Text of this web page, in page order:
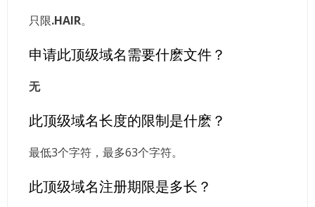
只限.HAIR。
申请此顶级域名需要什麽文件？
无
此顶级域名长度的限制是什麽？
最低3个字符，最多63个字符。
此顶级域名注册期限是多长？